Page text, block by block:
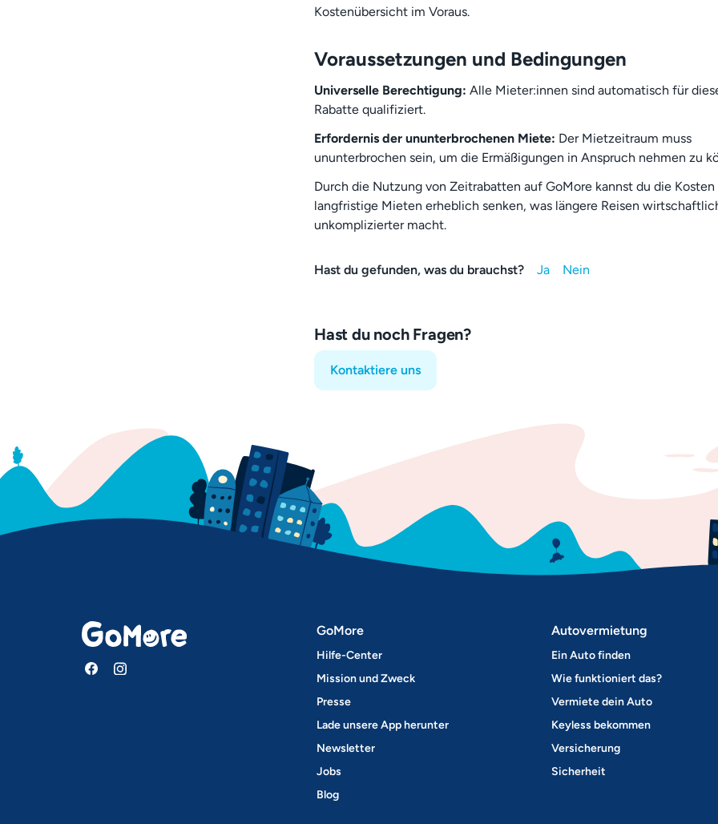
Kostenübersicht im Voraus.
Voraussetzungen und Bedingungen
Universelle Berechtigung: Alle Mieter:innen sind automatisch für
Rabatte qualifiziert.
Erfordernis der ununterbrochenen Miete: Der Mietzeitraum muss
ununterbrochen sein, um die Ermäßigungen in Anspruch nehmen zu
Durch die Nutzung von Zeitrabatten auf GoMore kannst du die
langfristige Mieten erheblich senken, was längere Reisen
unkomplizierter macht.
Hast du gefunden, was du brauchst?
Hast du noch Fragen?
Kontaktiere uns
GoMore
Hilfe-Center
Mission und Zweck
Presse
Lade unsere App herunter
Newsletter
Jobs
Blog
Autovermietung
Ein Auto finden
Wie funktioniert das?
Vermiete dein Auto
Keyless bekommen
Versicherung
Sicherheit